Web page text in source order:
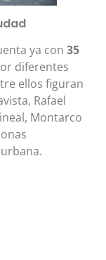
ya con 35
diferentes
ellos figuran
Rafael
Montarco